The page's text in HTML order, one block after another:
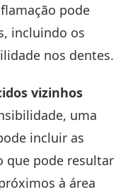
pode
incluindo os
nos dentes.
vizinhos
uma
incluir as
que pode resultar
à área